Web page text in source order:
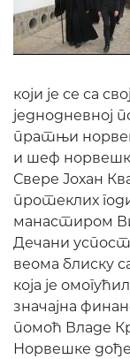
који је се са
једнодневној
пратњи
и шеф
Свере Јохан
протеклих
манастиром
Дечани
веома блиску
која је
значајна
помоћ Владе
Норвешке